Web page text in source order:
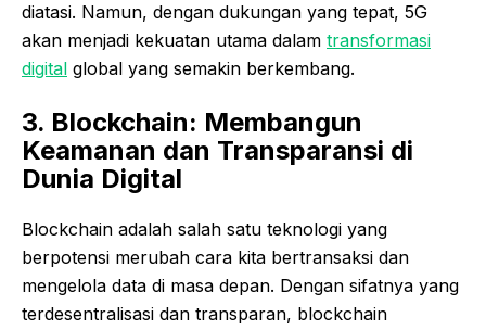
diatasi. Namun, dengan dukungan yang tepat, 5G
akan menjadi kekuatan utama dalam transformasi
digital global yang semakin berkembang.
3. Blockchain: Membangun
Keamanan dan Transparansi di
Dunia Digital
Blockchain adalah salah satu teknologi yang
berpotensi merubah cara kita bertransaksi dan
mengelola data di masa depan. Dengan sifatnya yang
terdesentralisasi dan transparan, blockchain